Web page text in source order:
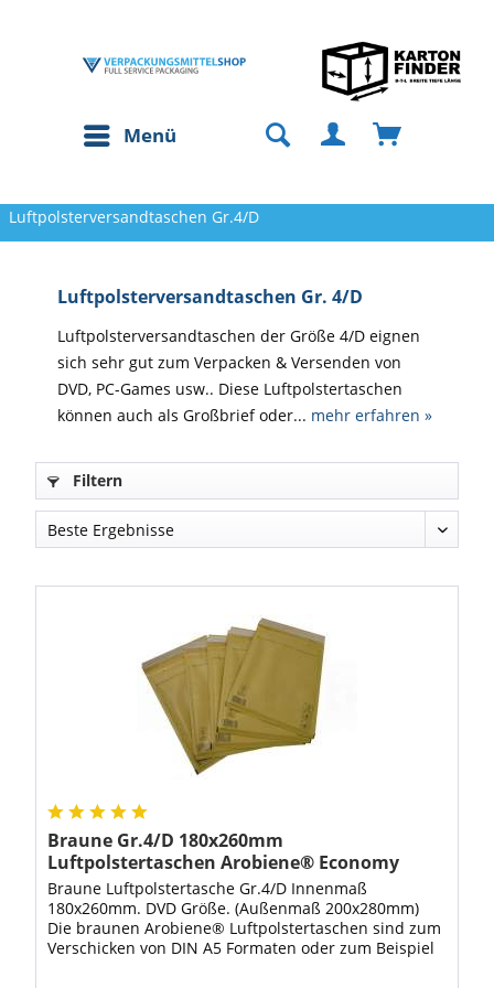
Menü
Luftpolsterversandtaschen Gr.4/D
Luftpolsterversandtaschen Gr. 4/D
Luftpolsterversandtaschen der Größe 4/D eignen
sich sehr gut zum Verpacken & Versenden von
DVD, PC-Games usw.. Diese Luftpolstertaschen
können auch als Großbrief oder... mehr erfahren »
Filtern
Braune Gr.4/D 180x260mm
Luftpolstertaschen Arobiene® Economy
Braune Luftpolstertasche Gr.4/D Innenmaß
180x260mm. DVD Größe. (Außenmaß 200x280mm)
Die braunen Arobiene® Luftpolstertaschen sind zum
Verschicken von DIN A5 Formaten oder zum Beispiel